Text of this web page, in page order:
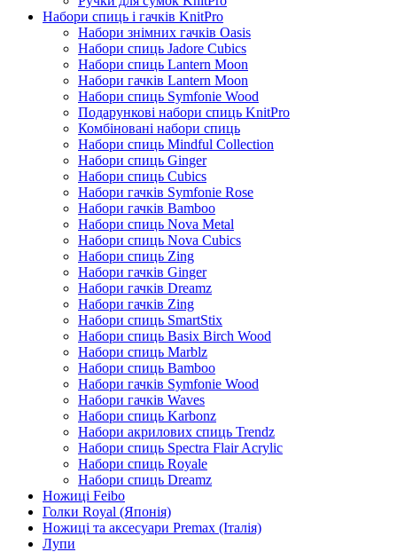
Набори спиць і гачків KnitPro
Набори знімних гачків Oasis
Набори спиць Jadore Cubics
Набори спиць Lantern Moon
Набори гачків Lantern Moon
Набори спиць Symfonie Wood
Подарункові набори спиць KnitPro
Комбіновані набори спиць
Набори спиць Mindful Collection
Набори спиць Ginger
Набори спиць Cubics
Набори гачків Symfonie Rose
Набори гачків Bamboo
Набори спиць Nova Metal
Набори спиць Nova Cubics
Набори спиць Zing
Набори гачків Ginger
Набори гачків Dreamz
Набори гачків Zing
Набори спиць SmartStix
Набори спиць Basix Birch Wood
Набори спиць Marblz
Набори спиць Bamboo
Набори гачків Symfonie Wood
Набори гачків Waves
Набори спиць Karbonz
Набори акрилових спиць Trendz
Набори спиць Spectra Flair Acrylic
Набори спиць Royale
Набори спиць Dreamz
Ножиці Feibo
Голки Royal (Японія)
Ножиці та аксесуари Premax (Італія)
Лупи